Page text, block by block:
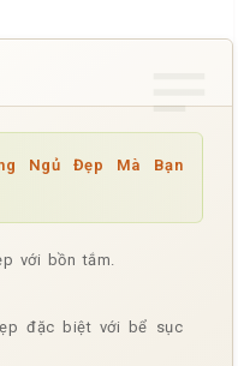
Ngủ Đẹp Mà Bạn
với bồn tắm.
đặc biệt với bể sục